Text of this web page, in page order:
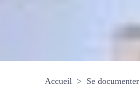
Accueil Se